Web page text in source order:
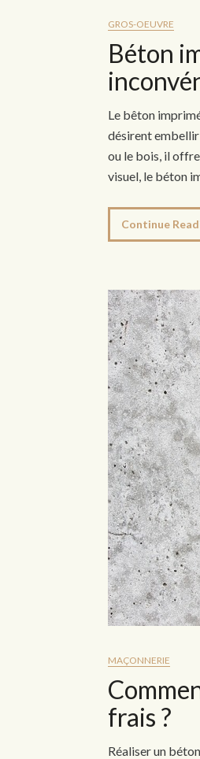
GROS-OEUVRE
Béton
Le bêton
désirent embellir
ou le bois, il
visuel, le béton
Continue
MAÇONNERIE
frais ?
Réaliser un